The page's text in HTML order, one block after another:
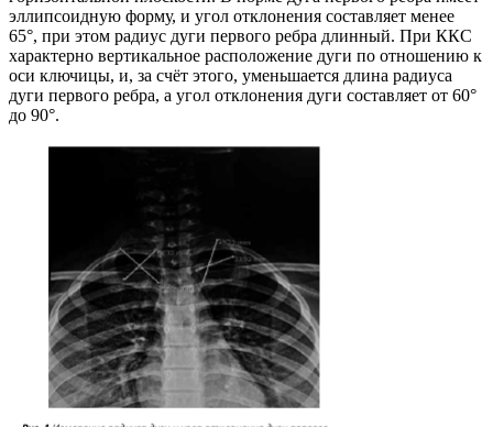
эллипсоидную форму, и угол отклонения составляет менее
65°, при этом радиус дуги первого ребра длинный. При ККС
характерно вертикальное расположение дуги по отношению к
оси ключицы, и, за счёт этого, уменьшается длина радиуса
дуги первого ребра, а угол отклонения дуги составляет от 60°
до 90°.